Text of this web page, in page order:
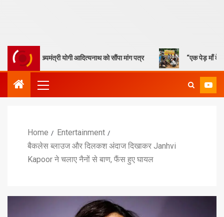
योगी आदित्यनाथ को सौंपा मांग पत्र “एक पेड़ माँ के नाम” – सेण्ट
Home
Entertainment
बैकलेस ब्लाउज और दिलकश अंदाज दिखाकर Janhvi
Kapoor ने चलाए नैनों से बाण, फैंस हुए घायल